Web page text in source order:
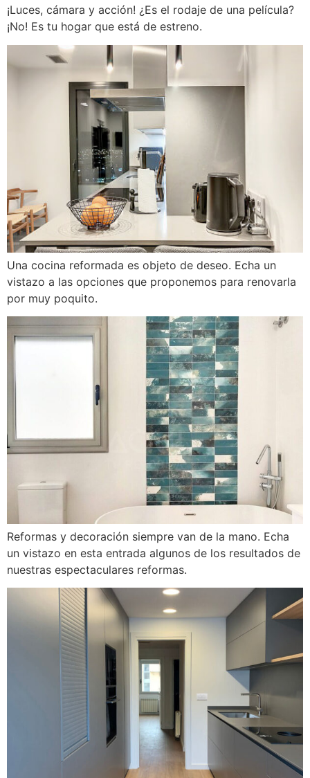
¡Luces, cámara y acción! ¿Es el rodaje de una película?
¡No! Es tu hogar que está de estreno.
Una cocina reformada es objeto de deseo. Echa un
vistazo a las opciones que proponemos para renovarla
por muy poquito.
Reformas y decoración siempre van de la mano. Echa
un vistazo en esta entrada algunos de los resultados de
nuestras espectaculares reformas.